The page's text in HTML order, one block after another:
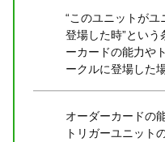
“このユニットが
登場した時”とい
ーカードの能力や
ークルに登場した
オーダーカードの
トリガーユニット